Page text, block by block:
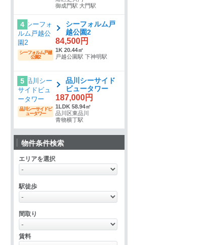
御成門駅 大門駅
4
シーフォルム戸越
公園2
シーフォルム戸
越公園2
84,500円
1K 20.44㎡
戸越公園駅 下神明駅
5
品川シーサイドビ
ュータワー
品川シーサイド
ビュータワー
187,000円
1LDK 58.94㎡
品川区東品川
青物横丁駅
物件条件検索
エリアを選択
駅徒歩
間取り
賃料